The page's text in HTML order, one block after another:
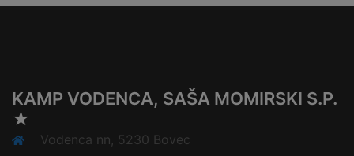
KAMP VODENCA, SAŠA MOMIRSKI S.P.
★
Vodenca nn, 5230 Bovec